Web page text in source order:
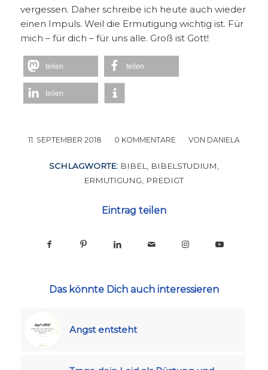
vergessen. Daher schreibe ich heute auch wieder
einen Impuls. Weil die Ermutigung wichtig ist. Für
mich – für dich – für uns alle. Groß ist Gott!
teilen teilen
teilen
11. SEPTEMBER 2018
/ 0 KOMMENTARE
/ VON DANIELA
SCHLAGWORTE: BIBEL, BIBELSTUDIUM,
ERMUTIGUNG, PREDIGT
Eintrag teilen
Das könnte Dich auch interessieren
Angst entsteht